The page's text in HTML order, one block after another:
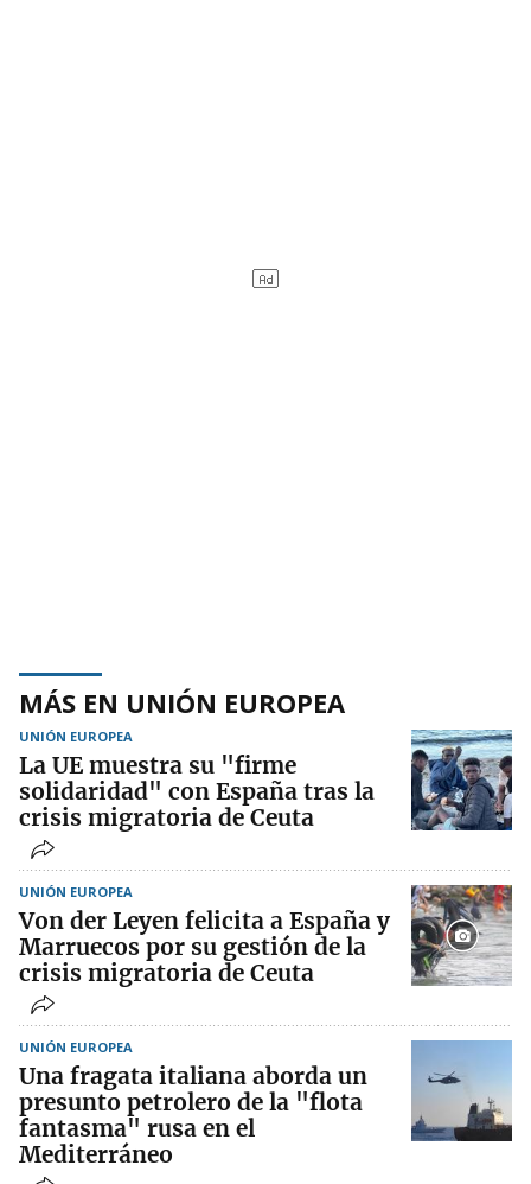
MÁS EN UNIÓN EUROPEA
UNIÓN EUROPEA
La UE muestra su "firme
solidaridad" con España tras la
crisis migratoria de Ceuta
UNIÓN EUROPEA
Von der Leyen felicita a España y
Marruecos por su gestión de la
crisis migratoria de Ceuta
UNIÓN EUROPEA
Una fragata italiana aborda un
presunto petrolero de la "flota
fantasma" rusa en el
Mediterráneo